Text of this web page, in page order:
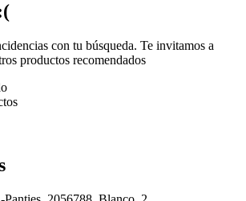
con tu búsqueda. Te invitamos a
productos recomendados